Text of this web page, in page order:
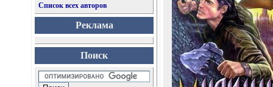
Список всех авторов
Реклама
Поиск